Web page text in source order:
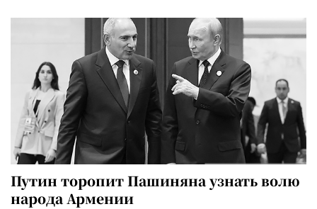
Путин торопит Пашиняна узнать волю
народа Армении